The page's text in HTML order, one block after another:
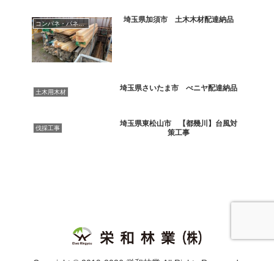
コンパネ・パネコート 埼玉県加須市 土木木材配達納品
土木用木材 埼玉県さいたま市 べニヤ配達納品
伐採工事
埼玉県東松山市 【都幾川】台風対
策工事